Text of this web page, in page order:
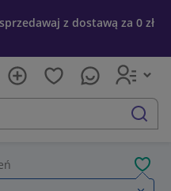
z dostawą za 0 zł
szukaj